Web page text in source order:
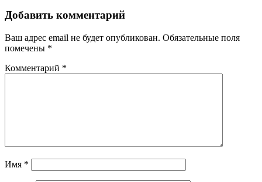
Добавить комментарий
Ваш адрес email не будет опубликован. Обязательные поля
помечены *
Комментарий *
Имя *